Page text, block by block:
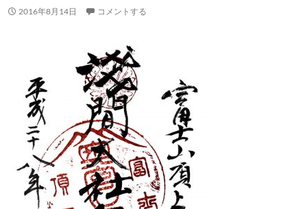
2016年8月14日 コメントする